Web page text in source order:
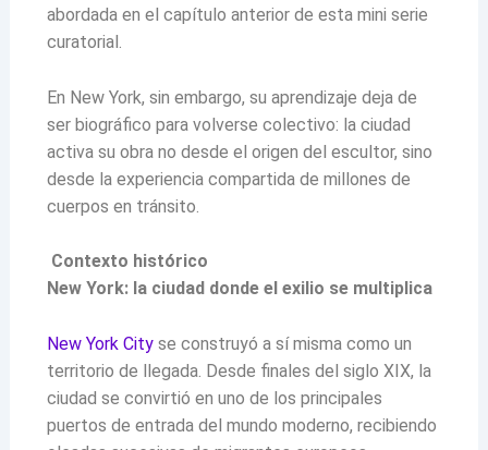
abordada en el capítulo anterior de esta mini serie
curatorial.
En New York, sin embargo, su aprendizaje deja de
ser biográfico para volverse colectivo: la ciudad
activa su obra no desde el origen del escultor, sino
desde la experiencia compartida de millones de
cuerpos en tránsito.
Contexto histórico
New York: la ciudad donde el exilio se multiplica
New York Cityse construyó a sí misma como un
territorio de llegada. Desde finales del siglo XIX, la
ciudad se convirtió en uno de los principales
puertos de entrada del mundo moderno, recibiendo